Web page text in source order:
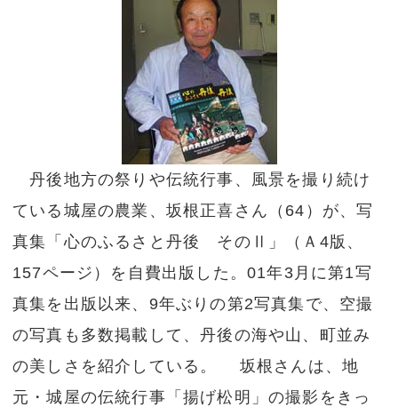
丹後地方の祭りや伝統行事、風景を撮り続け
ている城屋の農業、坂根正喜さん（64）が、写
真集「心のふるさと丹後 そのⅡ」（Ａ4版、
157ページ）を自費出版した。01年3月に第1写
真集を出版以来、9年ぶりの第2写真集で、空撮
の写真も多数掲載して、丹後の海や山、町並み
の美しさを紹介している。 坂根さんは、地
元・城屋の伝統行事「揚げ松明」の撮影をきっ